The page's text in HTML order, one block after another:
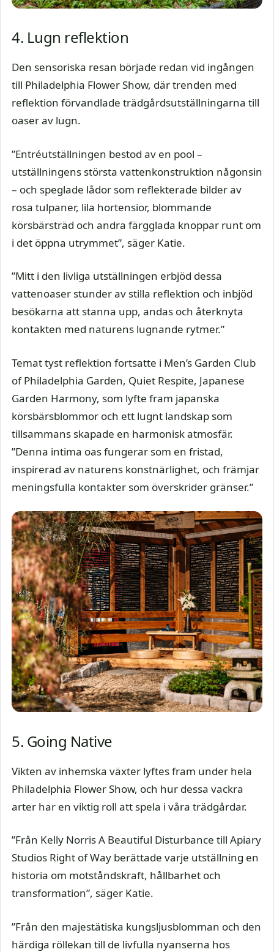
4. Lugn reflektion
Den sensoriska resan började redan vid ingången
till Philadelphia Flower Show, där trenden med
reflektion förvandlade trädgårdsutställningarna till
oaser av lugn.
”Entréutställningen bestod av en pool –
utställningens största vattenkonstruktion någonsin
– och speglade lådor som reflekterade bilder av
rosa tulpaner, lila hortensior, blommande
körsbärsträd och andra färgglada knoppar runt om
i det öppna utrymmet”, säger Katie.
”Mitt i den livliga utställningen erbjöd dessa
vattenoaser stunder av stilla reflektion och inbjöd
besökarna att stanna upp, andas och återknyta
kontakten med naturens lugnande rytmer.”
Temat tyst reflektion fortsatte i Men’s Garden Club
of Philadelphia Garden, Quiet Respite, Japanese
Garden Harmony, som lyfte fram japanska
körsbärsblommor och ett lugnt landskap som
tillsammans skapade en harmonisk atmosfär.
”Denna intima oas fungerar som en fristad,
inspirerad av naturens konstnärlighet, och främjar
meningsfulla kontakter som överskrider gränser.”
5. Going Native
Vikten av inhemska växter lyftes fram under hela
Philadelphia Flower Show, och hur dessa vackra
arter har en viktig roll att spela i våra trädgårdar.
”Från Kelly Norris A Beautiful Disturbance till Apiary
Studios Right of Way berättade varje utställning en
historia om motståndskraft, hållbarhet och
transformation”, säger Katie.
”Från den majestätiska kungsljusblomman och den
härdiga röllekan till de livfulla nyanserna hos